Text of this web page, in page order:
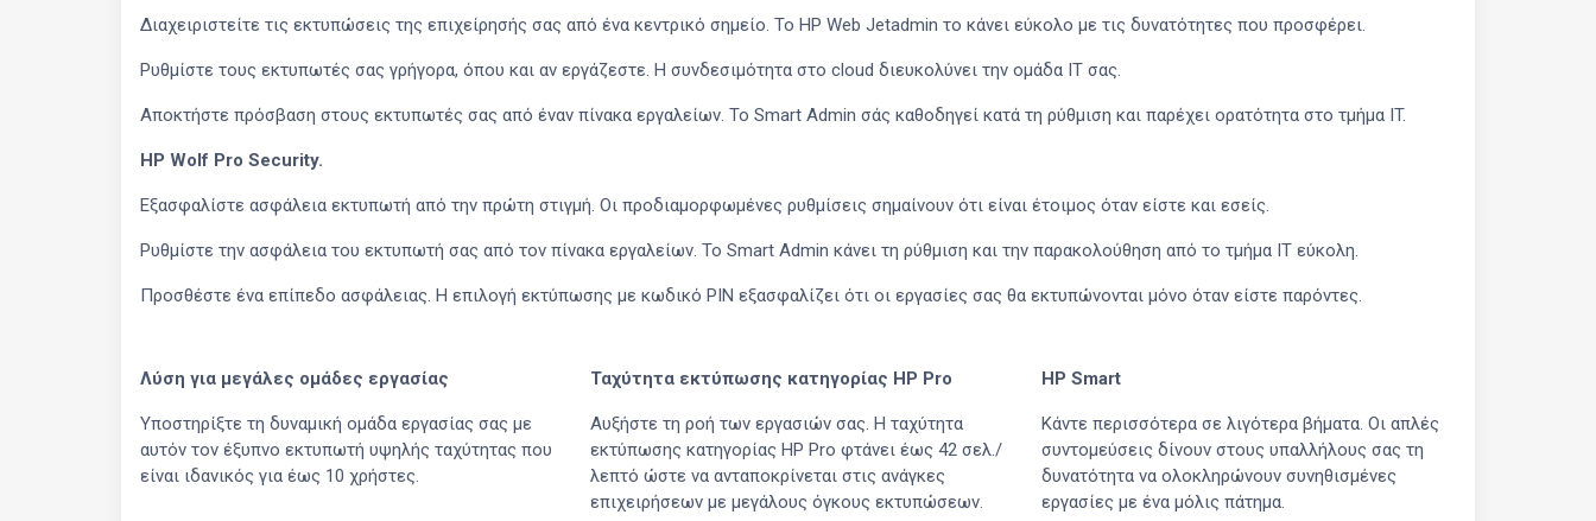
Διαχειριστείτε τις εκτυπώσεις της επιχείρησής σας από ένα κεντρικό σημείο. Το HP Web Jetadmin το κάνει εύκολο με τις δυνατότητες που προσφέρει.
Ρυθμίστε τους εκτυπωτές σας γρήγορα, όπου και αν εργάζεστε. Η συνδεσιμότητα στο cloud διευκολύνει την ομάδα IT σας.
Αποκτήστε πρόσβαση στους εκτυπωτές σας από έναν πίνακα εργαλείων. Το Smart Admin σάς καθοδηγεί κατά τη ρύθμιση και παρέχει ορατότητα στο τμήμα IT.
HP Wolf Pro Security.
Εξασφαλίστε ασφάλεια εκτυπωτή από την πρώτη στιγμή. Οι προδιαμορφωμένες ρυθμίσεις σημαίνουν ότι είναι έτοιμος όταν είστε και εσείς.
Ρυθμίστε την ασφάλεια του εκτυπωτή σας από τον πίνακα εργαλείων. Το Smart Admin κάνει τη ρύθμιση και την παρακολούθηση από το τμήμα IT εύκολη.
Προσθέστε ένα επίπεδο ασφάλειας. Η επιλογή εκτύπωσης με κωδικό PIN εξασφαλίζει ότι οι εργασίες σας θα εκτυπώνονται μόνο όταν είστε παρόντες.
Λύση για μεγάλες ομάδες εργασίας
Υποστηρίξτε τη δυναμική ομάδα εργασίας σας με
αυτόν τον έξυπνο εκτυπωτή υψηλής ταχύτητας που
είναι ιδανικός για έως 10 χρήστες.
Ταχύτητα εκτύπωσης κατηγορίας HP Pro
Αυξήστε τη ροή των εργασιών σας. Η ταχύτητα
εκτύπωσης κατηγορίας HP Pro φτάνει έως 42 σελ./
λεπτό ώστε να ανταποκρίνεται στις ανάγκες
επιχειρήσεων με μεγάλους όγκους εκτυπώσεων.
HP Smart
Κάντε περισσότερα σε λιγότερα βήματα. Οι απλές
συντομεύσεις δίνουν στους υπαλλήλους σας τη
δυνατότητα να ολοκληρώνουν συνηθισμένες
εργασίες με ένα μόλις πάτημα.